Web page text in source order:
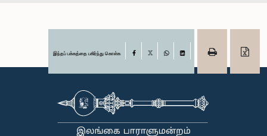
இந்தப் பக்கத்தை பகிர்ந்து கொள்க Facebook